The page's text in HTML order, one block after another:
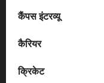
कैंपस इंटरव्यू
कैरियर
क्रिकेट